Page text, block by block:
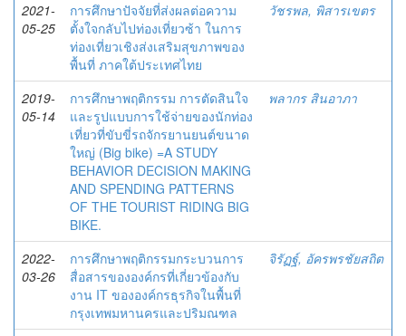
2021-
05-25
การศึกษาปัจจัยที่ส่งผลต่อความ
ตั้งใจกลับไปท่องเที่ยวซ้า ในการ
ท่องเที่ยวเชิงส่งเสริมสุขภาพของ
พื้นที่ ภาคใต้ประเทศไทย
วัชรพล, พิสารเขตร
2019-
05-14
การศึกษาพฤติกรรม การตัดสินใจ
และรูปแบบการใช้จ่ายของนักท่อง
เที่ยวที่ขับขี่รถจักรยานยนต์ขนาด
ใหญ่ (Big bike) =A STUDY
BEHAVIOR DECISION MAKING
AND SPENDING PATTERNS
OF THE TOURIST RIDING BIG
BIKE.
พลากร สินอาภา
2022-
03-26
การศึกษาพฤติกรรมกระบวนการ
สื่อสารขององค์กรที่เกี่ยวข้องกับ
งาน IT ขององค์กรธุรกิจในพื้นที่
กรุงเทพมหานครและปริมณฑล
จิรัฏฐ์, อัครพรชัยสถิต